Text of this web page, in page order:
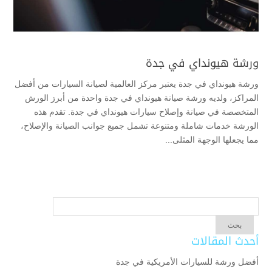
ورشة هيونداي في جدة
ورشة هيونداي في جدة يعتبر مركز العالمية لصيانة السيارات من أفضل
المراكز، ولديه ورشة صيانة هيونداي في جدة واحدة من أبرز الورش
المتخصصة في صيانة وإصلاح سيارات هيونداي في جدة. تقدم هذه
الورشة خدمات شاملة ومتنوعة تشمل جميع جوانب الصيانة والإصلاح،
مما يجعلها الوجهة المثلى...
أحدث المقالات
أفضل ورشة للسيارات الأمريكية في جدة